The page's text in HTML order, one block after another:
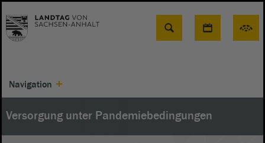
Suche
Navigation
Versorgung unter Pandemiebedingungen